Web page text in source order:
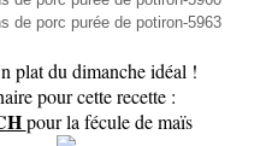
plat du dimanche idéal !
pour cette recette :
pour la fécule de maïs